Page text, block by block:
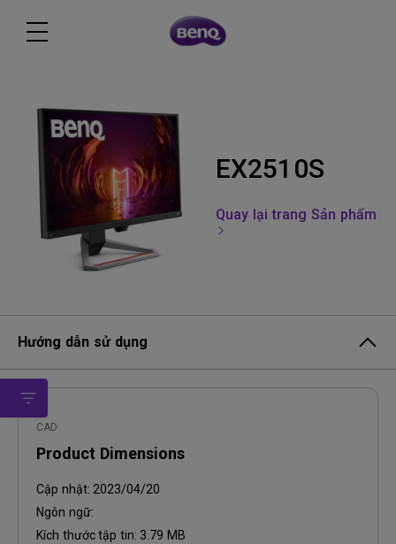
EX2510S
Quay lại trang Sản phẩm
Hướng dẫn sử dụng
CAD
Product Dimensions
Cập nhật: 2023/04/20
Ngôn ngữ:
Kích thước tập tin: 3.79 MB